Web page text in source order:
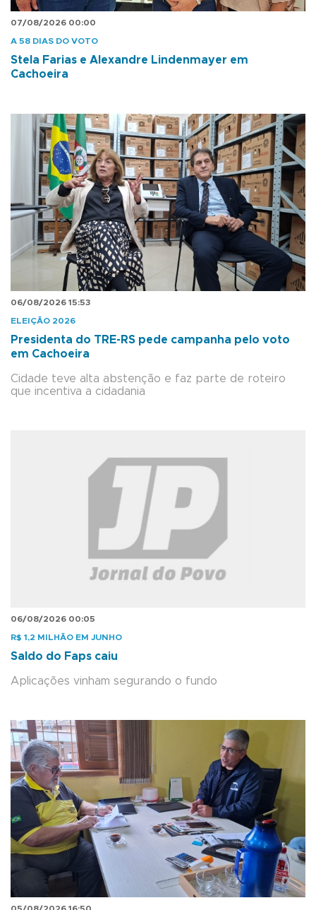
07/08/2026 00:00
A 58 DIAS DO VOTO
Stela Farias e Alexandre Lindenmayer em
Cachoeira
06/08/2026 15:53
ELEIÇÃO 2026
Presidenta do TRE-RS pede campanha pelo voto
em Cachoeira
Cidade teve alta abstenção e faz parte de roteiro
que incentiva a cidadania
06/08/2026 00:05
R$ 1,2 MILHÃO EM JUNHO
Saldo do Faps caiu
Aplicações vinham segurando o fundo
05/08/2026 16:50